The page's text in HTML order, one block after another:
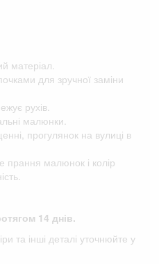
матеріал.
для зручної заміни
рухів.
малюнки.
прогулянок на вулиці в
прання малюнок і колір
14 днів.
та інші деталі уточнюйте у